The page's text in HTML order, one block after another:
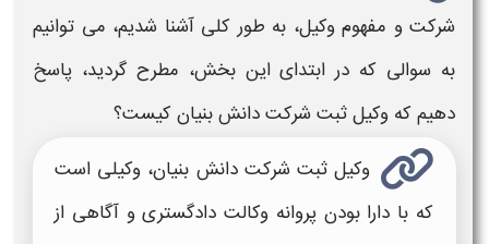
شرکت و مفهوم وکیل، به طور کلی آشنا شدیم، می توانیم
به سوالی که در ابتدای این بخش، مطرح گردید، پاسخ
دهیم که وکیل ثبت شرکت دانش بنیان کیست؟
وکیل ثبت شرکت دانش بنیان، وکیلی است
که با دارا بودن پروانه وکالت دادگستری و آگاهی از